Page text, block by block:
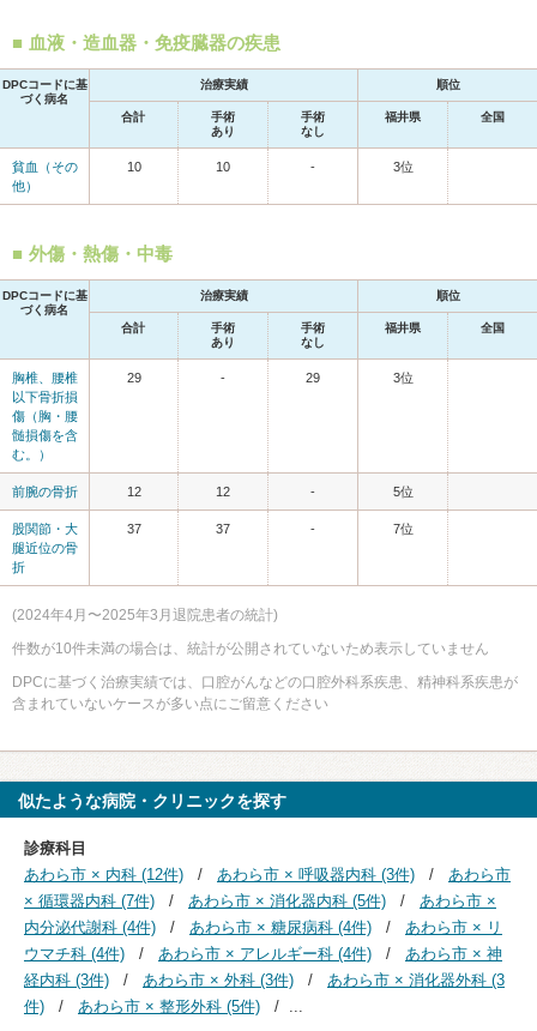
血液・造血器・免疫臓器の疾患
DPCコードに基
づく病名
治療実績 順位
合計
手術
あり
手術
なし
福井県 全国
貧血（その
他）
10 10 - 3位
外傷・熱傷・中毒
DPCコードに基
づく病名
治療実績 順位
合計
手術
あり
手術
なし
福井県 全国
胸椎、腰椎
以下骨折損
傷（胸・腰
髄損傷を含
む。）
29 - 29 3位
前腕の骨折 12 12 - 5位
股関節・大
腿近位の骨
折
37 37 - 7位
(2024年4月〜2025年3月退院患者の統計)
件数が10件未満の場合は、統計が公開されていないため表示していません
DPCに基づく治療実績では、口腔がんなどの口腔外科系疾患、精神科系疾患が
含まれていないケースが多い点にご留意ください
似たような病院・クリニックを探す
診療科目
あわら市 × 内科 (12件)
あわら市 × 呼吸器内科 (3件)
あわら市
× 循環器内科 (7件)
あわら市 × 消化器内科 (5件)
あわら市 ×
内分泌代謝科 (4件)
あわら市 × 糖尿病科 (4件)
あわら市 × リ
ウマチ科 (4件)
あわら市 × アレルギー科 (4件)
あわら市 × 神
経内科 (3件)
あわら市 × 外科 (3件)
あわら市 × 消化器外科 (3
件)
あわら市 × 整形外科 (5件) ...